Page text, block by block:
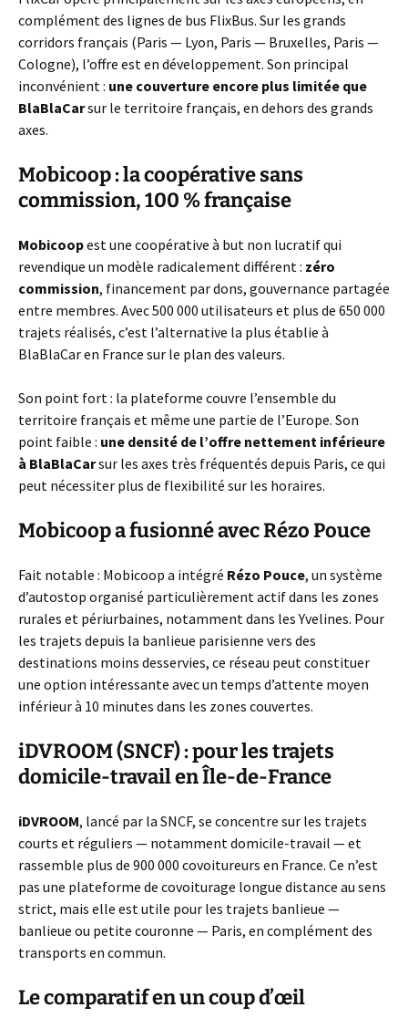
complément des lignes de bus FlixBus. Sur les grands
corridors français (Paris — Lyon, Paris — Bruxelles, Paris —
Cologne), l’offre est en développement. Son principal
inconvénient : une couverture encore plus limitée que
BlaBlaCarsur le territoire français, en dehors des grands
axes.
Mobicoop : la coopérative sans
commission, 100 % française
Mobicoopest une coopérative à but non lucratif qui
revendique un modèle radicalement différent : zéro
commission, financement par dons, gouvernance partagée
entre membres. Avec 500 000 utilisateurs et plus de 650 000
trajets réalisés, c’est l’alternative la plus établie à
BlaBlaCar en France sur le plan des valeurs.
Son point fort : la plateforme couvre l’ensemble du
territoire français et même une partie de l’Europe. Son
point faible : une densité de l’offre nettement inférieure
à BlaBlaCarsur les axes très fréquentés depuis Paris, ce qui
peut nécessiter plus de flexibilité sur les horaires.
Mobicoop a fusionné avec Rézo Pouce
Fait notable : Mobicoop a intégré Rézo Pouce, un système
d’autostop organisé particulièrement actif dans les zones
rurales et périurbaines, notamment dans les Yvelines. Pour
les trajets depuis la banlieue parisienne vers des
destinations moins desservies, ce réseau peut constituer
une option intéressante avec un temps d’attente moyen
inférieur à 10 minutes dans les zones couvertes.
iDVROOM (SNCF) : pour les trajets
domicile-travail en Île-de-France
iDVROOM, lancé par la SNCF, se concentre sur les trajets
courts et réguliers — notamment domicile-travail — et
rassemble plus de 900 000 covoitureurs en France. Ce n’est
pas une plateforme de covoiturage longue distance au sens
strict, mais elle est utile pour les trajets banlieue —
banlieue ou petite couronne — Paris, en complément des
transports en commun.
Le comparatif en un coup d’œil